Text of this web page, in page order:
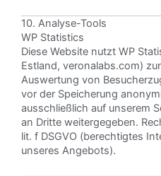
10. Analyse-Tools
WP Statistics
Diese Website nutzt WP
Estland, veronalabs.com)
Auswertung von
vor der Speicherung
ausschließlich auf unserem
an Dritte weitergegeben.
lit. f DSGVO (berechtigtes
unseres Angebots).